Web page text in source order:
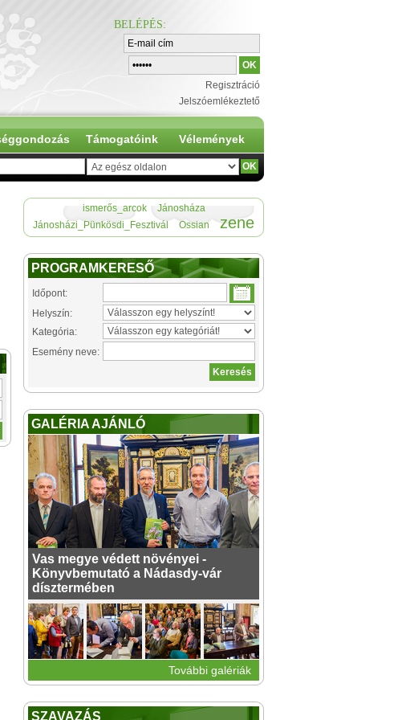
BELÉPÉS:
Regisztráció
Jelszóemlékeztető
Támogatóink Vélemények
ismerős_arcok
Jánosháza
Jánosházi_Pünkösdi_Fesztivál
Ossian zene
PROGRAMKERESŐ
Időpont:
Helyszín:
Kategória:
Esemény neve:
GALÉRIA AJÁNLÓ
Vas megye védett növényei -
Könyvbemutató a Nádasdy-vár
dísztermében
További galériák
SZAVAZÁS